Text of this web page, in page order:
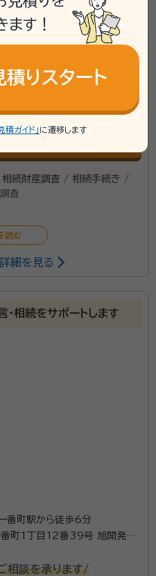
まで懇切丁寧にご説明申し
できるように努めます。
ケ谷東2丁目27番11号
相談
付中
続財産調査 / 相続手続き /
査
2024/12
した。予算に合わせた内容で提案
自分でも実施できるかと思いまし
分で行うよりはお願いした方が確
細を見る
・相続をサポートします
番町駅から徒歩6分
番町1丁目12番39号 旭開発第
相談を承ります/
ます！
積りスタート
積ガイド」 に遷移します